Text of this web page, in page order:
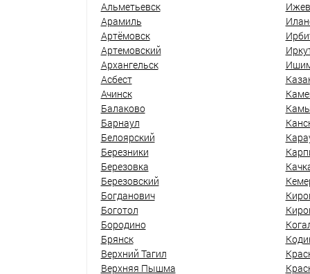
Альметьевск
Арамиль
Артёмовск
Артемовский
Архангельск
Асбест
Ачинск
Балаково
Барнаул
Белоярский
Березники
Березовка
Березовский
Богданович
Боготол
Бородино
Брянск
Верхний Тагил
Верхняя Пышма